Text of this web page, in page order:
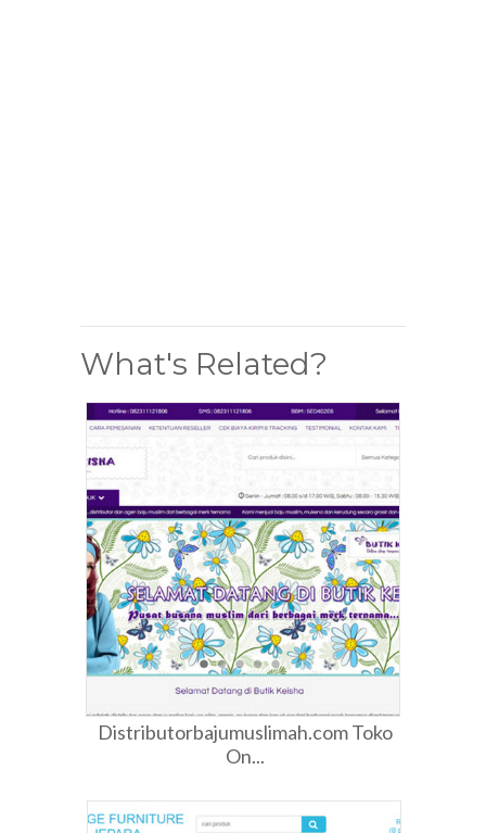
What's Related?
Distributorbajumuslimah.com Toko
On...